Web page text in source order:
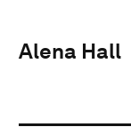
Alena Hall